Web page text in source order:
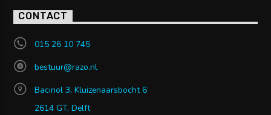
CONTACT
015 26 10 745
bestuur@razo.nl
Bacinol 3, Kluizenaarsbocht 6
2614 GT, Delft